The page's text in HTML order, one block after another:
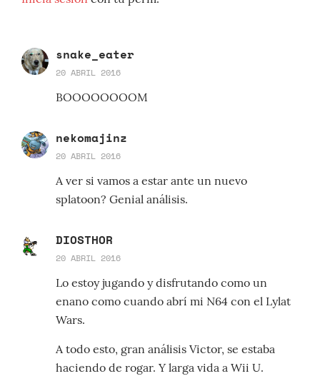
snake_eater
20 ABRIL 2016
BOOOOOOOOM
nekomajinz
20 ABRIL 2016
A ver si vamos a estar ante un nuevo
splatoon? Genial análisis.
DIOSTHOR
20 ABRIL 2016
Lo estoy jugando y disfrutando como un
enano como cuando abrí mi N64 con el Lylat
Wars.
A todo esto, gran análisis Victor, se estaba
haciendo de rogar. Y larga vida a Wii U.